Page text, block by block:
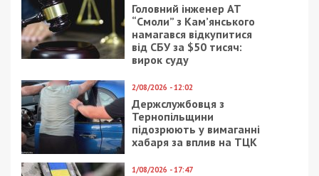
Головний інженер АТ
“Смоли” з Кам’янського
намагався відкупитися
від СБУ за $50 тисяч:
вирок суду
2/08/2026 - 12:02
Держслужбовця з
Тернопільщини
підозрюють у вимаганні
хабаря за вплив на ТЦК
1/08/2026 - 17:47